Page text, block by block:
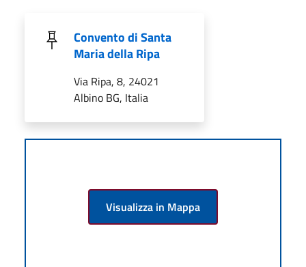
Convento di Santa
Maria della Ripa
Via Ripa, 8, 24021
Albino BG, Italia
Visualizza in Mappa